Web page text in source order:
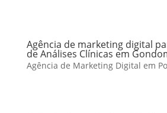
Agência de marketing digital
de Análises Clínicas em
Agência de Marketing Digital em